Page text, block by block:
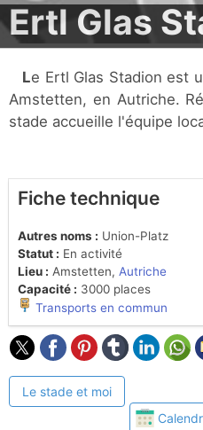
Ertl Glas
Le Ertl Glas Stadion est un stade de football situé à
Amstetten, en Autriche.
stade accueille l'équipe
Fiche technique
Autres noms : Union-Platz
Statut : En activité
Lieu : Amstetten, Autriche
Capacité : 3000 places
Transports en commun
Le stade et moi